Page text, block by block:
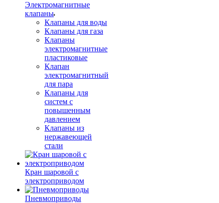
Электромагнитные
клапаны
Клапаны для воды
Клапаны для газа
Клапаны
электромагнитные
пластиковые
Клапан
электромагнитный
для пара
Клапаны для
систем с
повышенным
давлением
Клапаны из
нержавеющей
стали
Кран шаровой с
электроприводом
Пневмоприводы